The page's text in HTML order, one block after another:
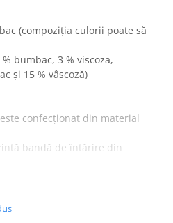
(compoziţia culorii poate să
bumbac, 3 % viscoza,
şi 15 % vâscoză)
confecționat din material
bandă de întărire din
o cusătură de întărire